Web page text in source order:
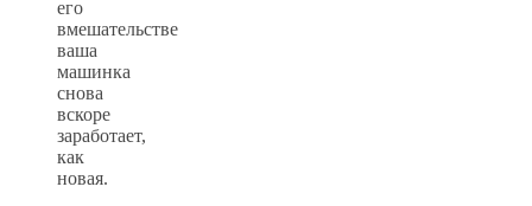
его
вмешательстве
ваша
машинка
снова
вскоре
заработает,
как
новая.